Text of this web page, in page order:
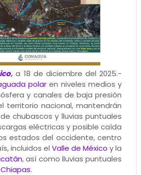
, a 18 de diciembre del 2025.-
polar en niveles medios y
y canales de baja presión
territorio nacional, mantendrán
chubascos y lluvias puntuales
eléctricas y posible caída
estados del occidente, centro
incluidos el Valle de México y la
, así como lluvias puntuales
Chiapas.